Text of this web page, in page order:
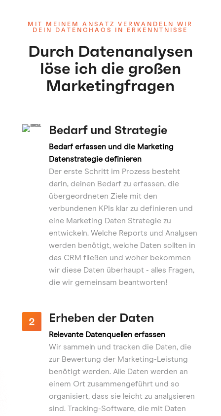
MIT MEINEM ANSATZ VERWANDELN WIR
DEIN DATENCHAOS IN ERKENNTNISSE
Durch Datenanalysen
löse ich die großen
Marketingfragen
Bedarf und Strategie
Bedarf erfassen und die Marketing
Datenstrategie definieren
Der erste Schritt im Prozess besteht
darin, deinen Bedarf zu erfassen, die
übergeordneten Ziele mit den
verbundenen KPIs klar zu definieren und
eine Marketing Daten Strategie zu
entwickeln. Welche Reports und Analysen
werden benötigt, welche Daten sollten in
das CRM fließen und woher bekommen
wir diese Daten überhaupt - alles Fragen,
die wir gemeinsam beantworten!
Erheben der Daten
Relevante Datenquellen erfassen
Wir sammeln und tracken die Daten, die
zur Bewertung der Marketing-Leistung
benötigt werden. Alle Daten werden an
einem Ort zusammengeführt und so
organisiert, dass sie leicht zu analysieren
sind. Tracking-Software, die mit Daten